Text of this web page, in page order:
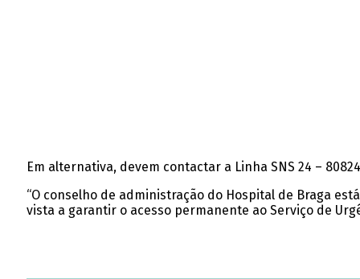
Em alternativa, devem contactar a Linha SNS 24 –
“O conselho de administração do Hospital de Braga
vista a garantir o acesso permanente ao Serviço de